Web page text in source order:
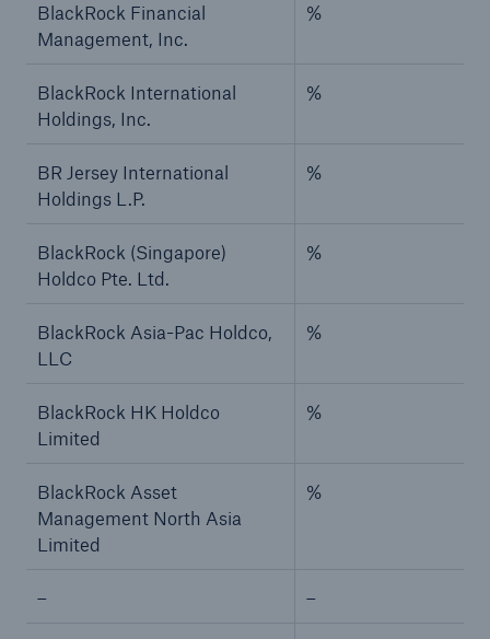
BlackRock Financial
Management, Inc.
%
BlackRock International
Holdings, Inc.
%
BR Jersey International
Holdings L.P.
%
BlackRock (Singapore)
Holdco Pte. Ltd.
%
BlackRock Asia-Pac Holdco,
LLC
%
BlackRock HK Holdco
Limited
%
BlackRock Asset
Management North Asia
Limited
%
– –